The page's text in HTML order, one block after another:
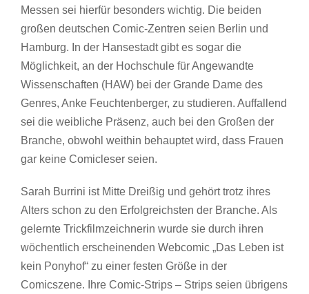
Messen sei hierfür besonders wichtig. Die beiden
großen deutschen Comic-Zentren seien Berlin und
Hamburg. In der Hansestadt gibt es sogar die
Möglichkeit, an der Hochschule für Angewandte
Wissenschaften (HAW) bei der Grande Dame des
Genres, Anke Feuchtenberger, zu studieren. Auffallend
sei die weibliche Präsenz, auch bei den Großen der
Branche, obwohl weithin behauptet wird, dass Frauen
gar keine Comicleser seien.
Sarah Burrini ist Mitte Dreißig und gehört trotz ihres
Alters schon zu den Erfolgreichsten der Branche. Als
gelernte Trickfilmzeichnerin wurde sie durch ihren
wöchentlich erscheinenden Webcomic „Das Leben ist
kein Ponyhof“ zu einer festen Größe in der
Comicszene. Ihre Comic-Strips – Strips seien übrigens